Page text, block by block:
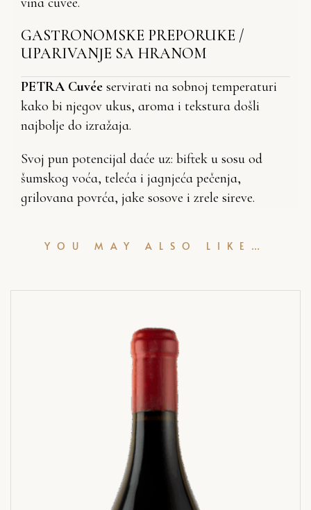
GASTRONOMSKE PREPORUKE /
UPARIVANJE SA HRANOM
PETRA Cuvée servirati na sobnoj temperaturi
kako bi njegov ukus, aroma i tekstura došli
najbolje do izražaja.
Svoj pun potencijal daće uz: biftek u sosu od
šumskog voća, teleća i jagnjeća pečenja,
grilovana povrća, jake sosove i zrele sireve.
YOU MAY ALSO LIKE…